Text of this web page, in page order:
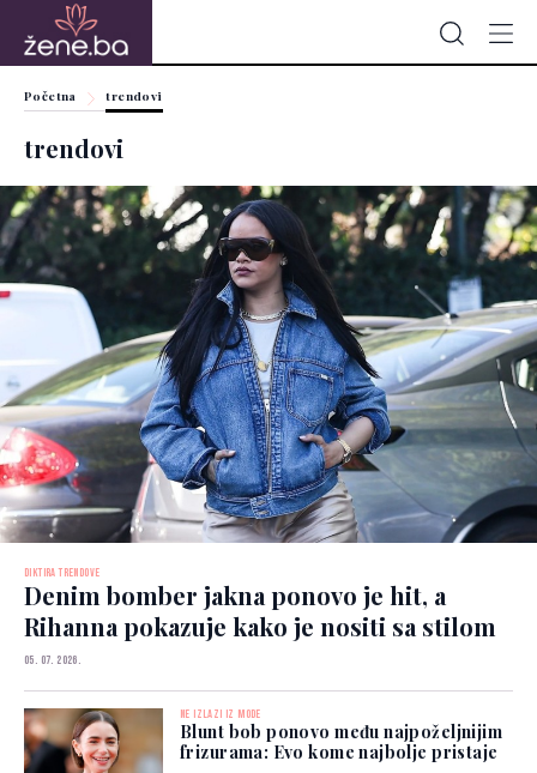
Početna trendovi
trendovi
DIKTIRA TRENDOVE
Denim bomber jakna ponovo je hit, a
Rihanna pokazuje kako je nositi sa stilom
05. 07. 2026.
NE IZLAZI IZ MODE
Blunt bob ponovo među najpoželjnijim
frizurama: Evo kome najbolje pristaje